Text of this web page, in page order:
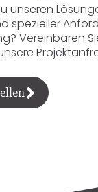
unseren
spezieller
Vereinbaren